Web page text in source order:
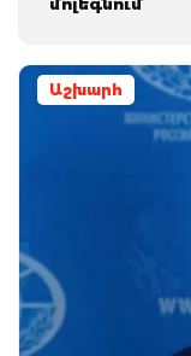
Աշխարհ